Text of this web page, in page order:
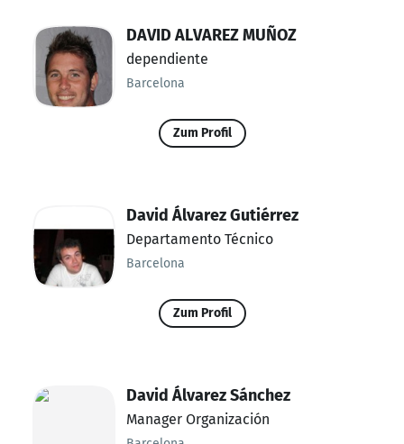
DAVID ALVAREZ MUÑOZ
dependiente
Barcelona
Zum Profil
David Álvarez Gutiérrez
Departamento Técnico
Barcelona
Zum Profil
David Álvarez Sánchez
Manager Organización